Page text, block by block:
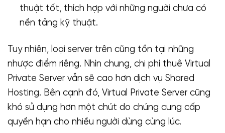
thuật tốt, thích hợp với những người chưa có
nền tảng kỹ thuật.
Tuy nhiên, loại server trên cũng tồn tại những
nhược điểm riêng. Nhìn chung, chi phí thuê Virtual
Private Server vẫn sẽ cao hơn dịch vụ Shared
Hosting. Bên cạnh đó, Virtual Private Server cũng
khó sử dụng hơn một chút do chúng cung cấp
quyền hạn cho nhiều người dùng cùng lúc.